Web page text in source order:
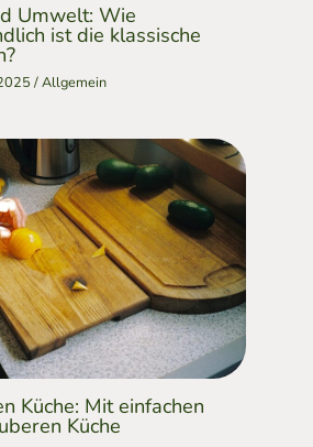
Umwelt: Wie
ist die klassische
/Allgemein
Küche: Mit einfachen
Küche